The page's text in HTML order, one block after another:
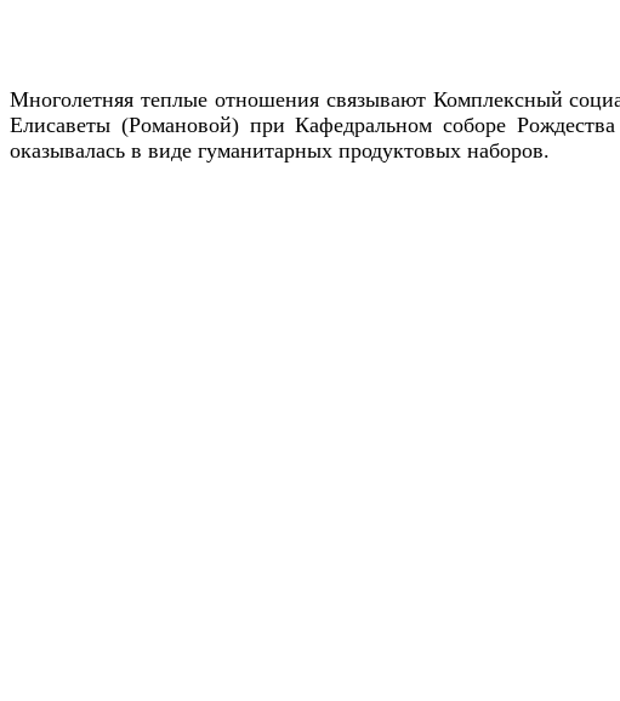
Многолетняя теплые отношения связывают Комплексный
Елисаветы (Романовой) при Кафедральном соборе
оказывалась в виде гуманитарных продуктовых наборов.